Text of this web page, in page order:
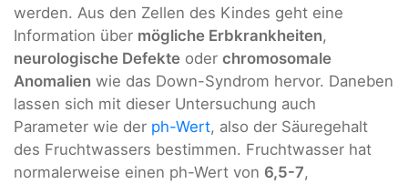
werden. Aus den Zellen des Kindes geht eine
Information über mögliche Erbkrankheiten,
neurologische Defekte oder chromosomale
Anomalien wie das Down-Syndrom hervor. Daneben
lassen sich mit dieser Untersuchung auch
Parameter wie der ph-Wert, also der Säuregehalt
des Fruchtwassers bestimmen. Fruchtwasser hat
normalerweise einen ph-Wert von 6,5-7,